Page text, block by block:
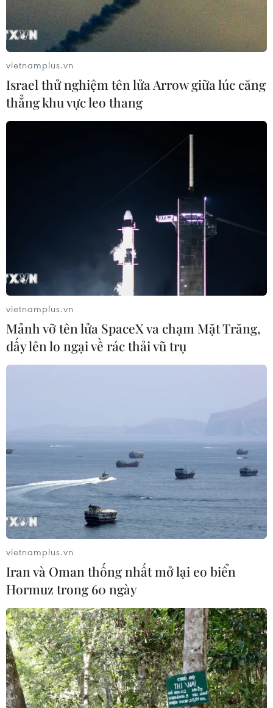
Phát hiện 2 xưởng phân kim xả hơn 6,7 tấn
chất thải nguy hại ra sông Đuống
Công an Hà Nội phát hiện, xử lý hai xưởng phân kim
trái phép ven sông Đuống, đổ trực tiếp hơn 6,7 tấn chất
thải nguy hại, gây nguy cơ ô nhiễm trọng nguồn nước.
vietnamplus.vn
Israel thử nghiệm tên lửa Arrow giữa lúc căng
thẳng khu vực leo thang
vietnamplus.vn
Mảnh vỡ tên lửa SpaceX va chạm Mặt Trăng,
dấy lên lo ngại về rác thải vũ trụ
vietnamplus.vn
Iran và Oman thống nhất mở lại eo biển
Hormuz trong 60 ngày